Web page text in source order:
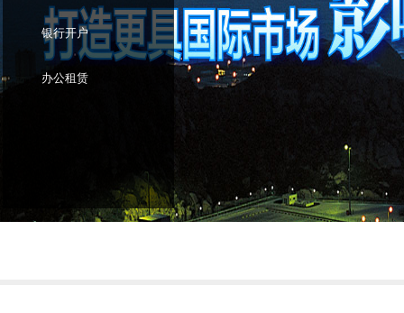
银行开户
办公租赁